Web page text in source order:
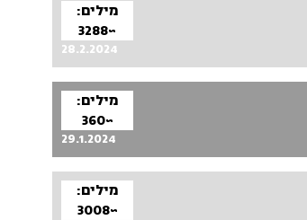
מילים:
~3288
28.2.2024
מילים:
~360
29.1.2024
מילים:
~3008